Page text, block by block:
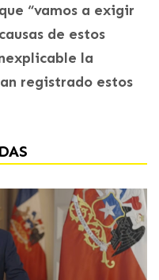
“vamos a exigir
de estos
la
registrado estos